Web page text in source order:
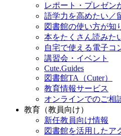
レポート・プレゼン
語学力を高めたい／
図書館の使い方が知
本をたくさん読みた
自宅で使える電子コ
講習会・イベント
Cute.Guides
図書館TA（Cuter）
教育情報サービス
オンラインでのご相
教育（教員向け）
新任教員向け情報
図書館を活用したア